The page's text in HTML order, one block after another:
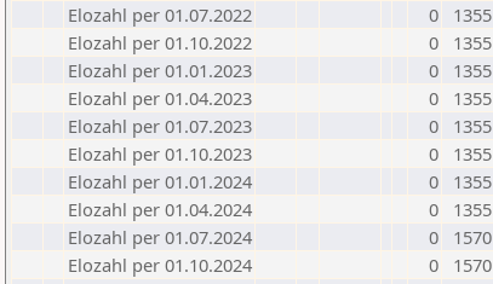
Elozahl per 01.07.2022
0
1355
Elozahl per 01.10.2022
0
1355
Elozahl per 01.01.2023
0
1355
Elozahl per 01.04.2023
0
1355
Elozahl per 01.07.2023
0
1355
Elozahl per 01.10.2023
0
1355
Elozahl per 01.01.2024
0
1355
Elozahl per 01.04.2024
0
1355
Elozahl per 01.07.2024
0
1570
Elozahl per 01.10.2024
0
1570